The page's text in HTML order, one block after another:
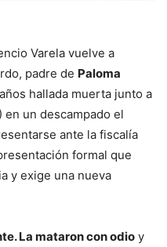
Varela vuelve a
padre de Paloma
hallada muerta junto a
en un descampado el
ante la fiscalía
formal que
y exige una nueva
La mataron con odio y